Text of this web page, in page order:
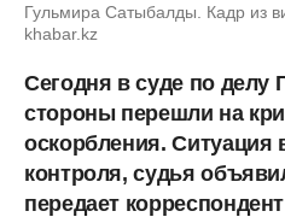
Гульмира Сатыбалды. Кадр из
khabar.kz
Сегодня в суде по
стороны перешли на
оскорбления.
контроля, судья
передает